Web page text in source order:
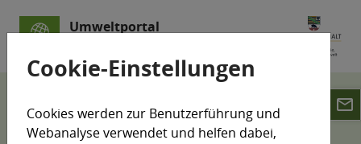
Umweltportal
Suche Webseiten
Cookie-Einstellungen
Cookies werden zur Benutzerführung und
Webanalyse verwendet und helfen dabei,
email